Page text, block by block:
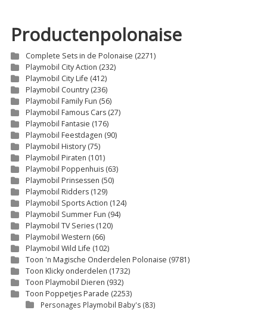
Productenpolonaise
Complete Sets in de Polonaise (2271)
Playmobil City Action (232)
Playmobil City Life (412)
Playmobil Country (236)
Playmobil Family Fun (56)
Playmobil Famous Cars (27)
Playmobil Fantasie (176)
Playmobil Feestdagen (90)
Playmobil History (75)
Playmobil Piraten (101)
Playmobil Poppenhuis (63)
Playmobil Prinsessen (50)
Playmobil Ridders (129)
Playmobil Sports Action (124)
Playmobil Summer Fun (94)
Playmobil TV Series (120)
Playmobil Western (66)
Playmobil Wild Life (102)
Toon 'n Magische Onderdelen Polonaise (9781)
Toon Klicky onderdelen (1732)
Toon Playmobil Dieren (932)
Toon Poppetjes Parade (2253)
Personages Playmobil Baby's (83)